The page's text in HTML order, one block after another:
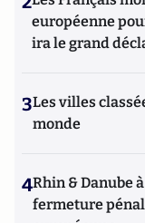
européenne
ira le grand
3Les villes
monde
4Rhin & Danube
fermeture